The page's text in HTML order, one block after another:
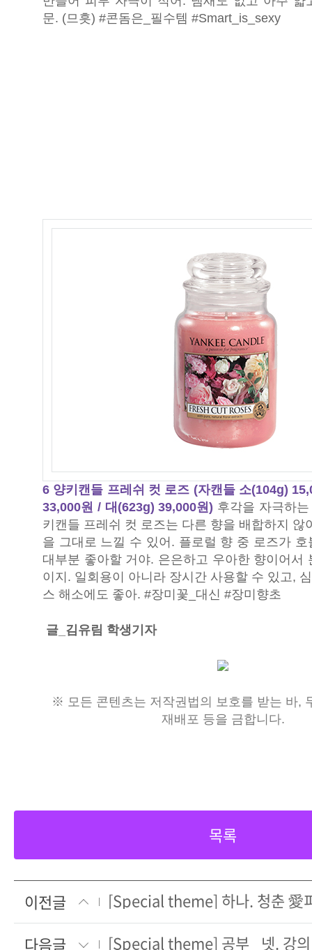
문. (므흣) #콘돔은_필수템 #Smart_is_sexy
6 양키캔들 프레쉬 컷 로즈 (자캔들 소(104g)
33,000원 / 대(623g) 39,000원) 후각을 자극하
키캔들 프레쉬 컷 로즈는 다른 향을 배합하지 않
을 그대로 느낄 수 있어. 플로럴 향 중 로즈가 호
대부분 좋아할 거야. 은은하고 우아한 향이어서
이지. 일회용이 아니라 장시간 사용할 수 있고,
스 해소에도 좋아. #장미꽃_대신 #장미향초
글_김유림 학생기자
※ 모든 콘텐츠는 저작권법의 보호를 받는 바,
재배포 등을 금합니다.
목록
이전글
[Special theme] 하나. 청춘 愛
다음글
[Special theme] 공부_ 넷. 강의